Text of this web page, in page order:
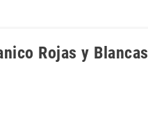
Rojas y Blancas